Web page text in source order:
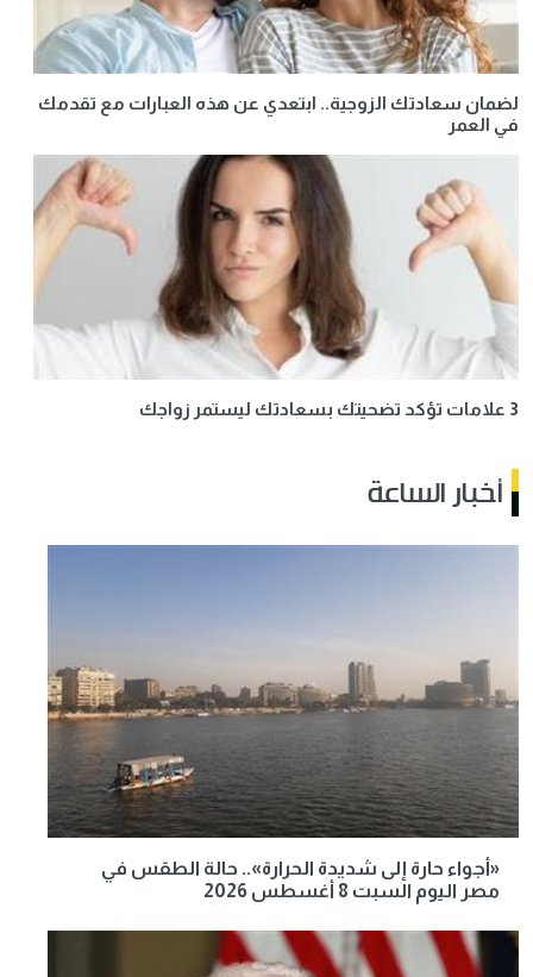
لضمان سعادتك الزوجية.. ابتعدي عن هذه العبارات مع تقدمك
في العمر
3 علامات تؤكد تضحيتك بسعادتك ليستمر زواجك
أخبار الساعة
«أجواء حارة إلى شديدة الحرارة».. حالة الطقس في
مصر اليوم السبت 8 أغسطس 2026